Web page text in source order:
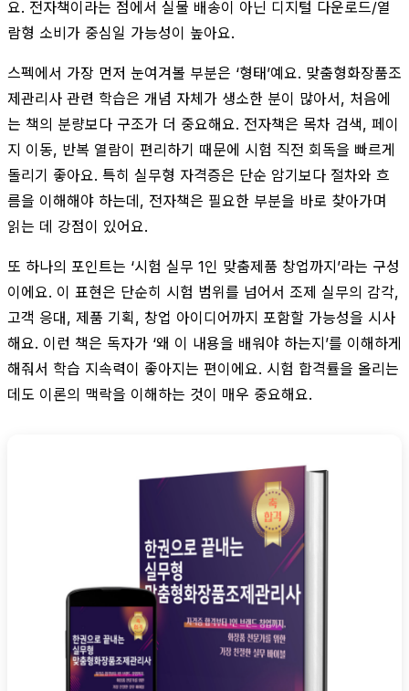
요. 전자책이라는 점에서 실물 배송이 아닌 디지털 다운로드/열
람형 소비가 중심일 가능성이 높아요.
스펙에서 가장 먼저 눈여겨볼 부분은 ‘형태’예요. 맞춤형화장품조
제관리사 관련 학습은 개념 자체가 생소한 분이 많아서, 처음에
는 책의 분량보다 구조가 더 중요해요. 전자책은 목차 검색, 페이
지 이동, 반복 열람이 편리하기 때문에 시험 직전 회독을 빠르게
돌리기 좋아요. 특히 실무형 자격증은 단순 암기보다 절차와 흐
름을 이해해야 하는데, 전자책은 필요한 부분을 바로 찾아가며
읽는 데 강점이 있어요.
또 하나의 포인트는 ‘시험 실무 1인 맞춤제품 창업까지’라는 구성
이에요. 이 표현은 단순히 시험 범위를 넘어서 조제 실무의 감각,
고객 응대, 제품 기획, 창업 아이디어까지 포함할 가능성을 시사
해요. 이런 책은 독자가 ‘왜 이 내용을 배워야 하는지’를 이해하게
해줘서 학습 지속력이 좋아지는 편이에요. 시험 합격률을 올리는
데도 이론의 맥락을 이해하는 것이 매우 중요해요.